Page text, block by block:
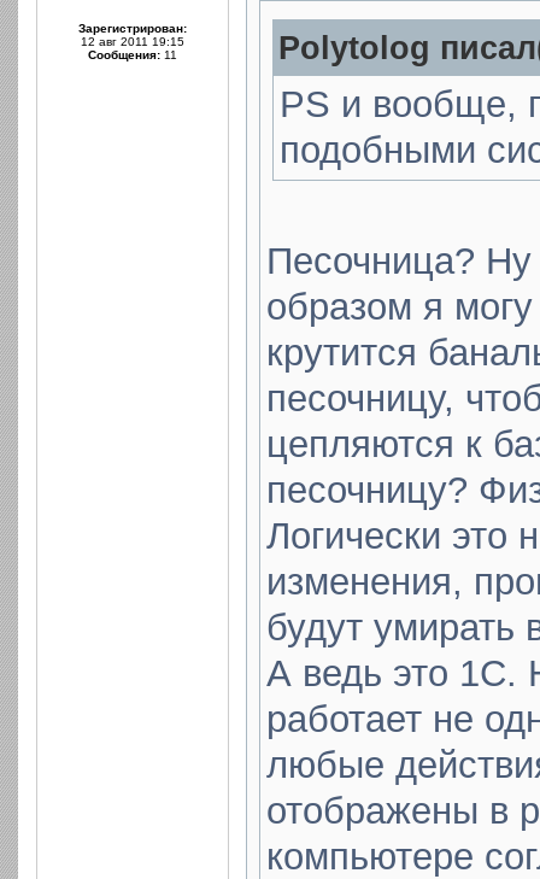
Зарегистрирован:
12 авг 2011 19:15
Сообщения: 11 Polytolog
PS и вообще,
подобными
Песочница?
образом я
крутится
песочницу,
цепляются к
песочницу?
Логически это
изменения,
будут умирать
А ведь это 1С.
работает не
любые
отображены в
компьютере